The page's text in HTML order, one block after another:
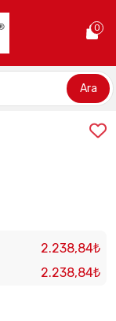
0
Ara
2.238,84₺
2.238,84₺